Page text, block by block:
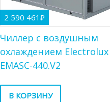
2 590 461 ₽
Чиллер с воздушным
охлаждением Electrolux
EMASC-440.V2
В КОРЗИНУ